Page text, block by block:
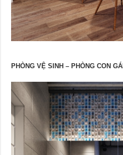
PHÒNG VỆ SINH – PHÒNG CON GÁI